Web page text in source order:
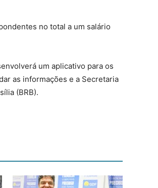
no total a um salário
um aplicativo para os
as informações e a Secretaria
(BRB).